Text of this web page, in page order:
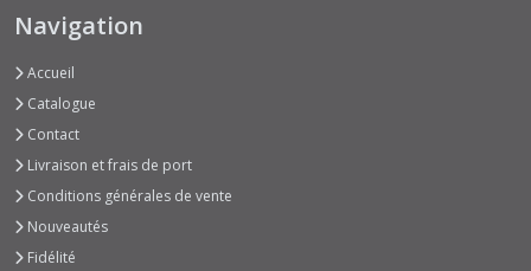
Navigation
Accueil
Catalogue
Contact
Livraison et frais de port
Conditions générales de vente
Nouveautés
Fidélité